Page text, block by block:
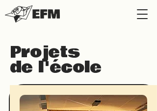
Projets
de l'école